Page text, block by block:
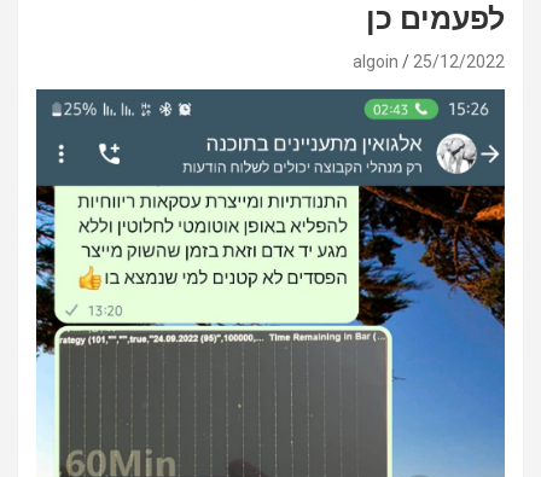
לפעמים כן
25/12/2022
algoin